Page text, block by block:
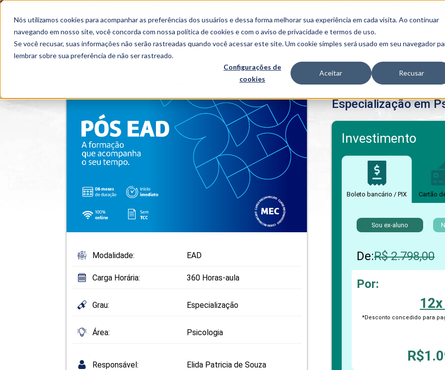
Nós utilizamos cookies para acompanhar as preferências dos usuários e dessa forma melhorar sua experiência em cada visita. Ao continuar
navegando em nosso site, você concorda com nossa política de cookies e com o aviso deprivacidade e termos de uso.
Se você recusar, suas informações não serão rastreadas quando você acessar este site. Um cookie simples será usado em seu navegador
lembrar sobre sua preferência de não ser rastreado.
Configurações de
cookies
Aceitar Recusar
SEMIPRESENCIAL PRESENCIAL EAD BENEFÍCIOS
Acadêmicos
PROEST
PAE
PIME
Pesquisa e
NIT
Especialização em Psicologia da Saúde
Modalidade: EAD
Carga Horária: 360 Horas-aula
Grau: Especialização
Área: Psicologia
Responsável: Elida Patricia de Souza
Especialização em
Investimento
Boleto bancário / PIX Cartão
Sou ex-aluno
De:R$ 2.798,00
Por:
*Desconto concedido para